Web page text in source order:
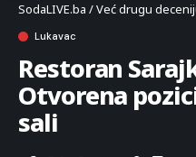
SodaLIVE.ba / Već drugu
Lukavac
Restoran
Otvorena
sali